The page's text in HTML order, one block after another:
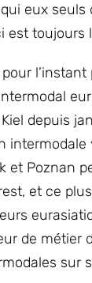
eux
est toujours
depuis
et Poznan
et ce
de métier
sur